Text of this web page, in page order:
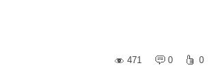
471
0 0